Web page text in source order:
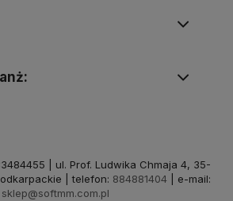
| ul. Prof. Ludwika Chmaja 4, 35-
| telefon: 884881404 | e-mail:
sklep@softmm.com.pl